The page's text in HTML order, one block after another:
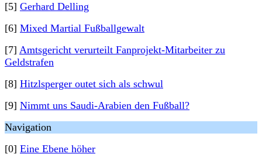
[5] Gerhard Delling
[6] Mixed Martial Fußballgewalt
[7] Amtsgericht verurteilt Fanprojekt-Mitarbeiter zu
Geldstrafen
[8] Hitzlsperger outet sich als schwul
[9] Nimmt uns Saudi-Arabien den Fußball?
Navigation
[0] Eine Ebene höher